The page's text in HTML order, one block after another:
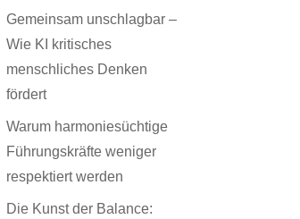
Gemeinsam unschlagbar –
Wie KI kritisches
menschliches Denken
fördert
Warum harmoniesüchtige
Führungskräfte weniger
respektiert werden
Die Kunst der Balance: